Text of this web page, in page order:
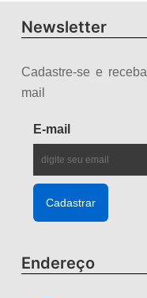
Newsletter
Cadastre-se e
mail
E-mail
Endereço